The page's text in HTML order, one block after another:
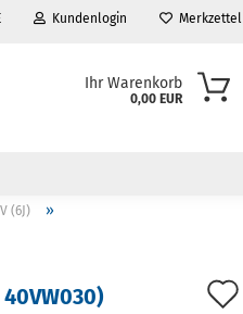
Kundenlogin Merkzettel
Ihr Warenkorb
0,00 EUR
(6J) »
40VW030)